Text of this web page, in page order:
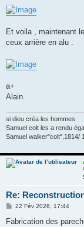
e
Et voila , maintenant
ceux arrière en alu .
a+
Alain
si dieu créa les hommes
Samuel colt les a rendu
Samuel walker"colt",1814/
Re:
M
s
22 Fév 2026, 17:44
Fabrication des